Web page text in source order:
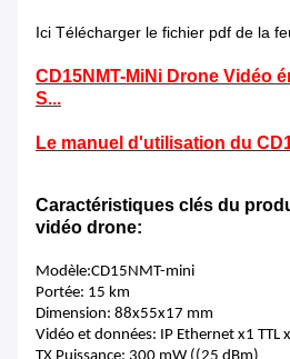
Ici Télécharger le fichier pdf de la
CD15NMT-MiNi Drone Vidéo
S...
Le manuel d'utilisation du
Caractéristiques clés du
vidéo drone:
Modèle:CD15NMT-mini
Portée: 15 km
Dimension: 88x55x17 mm
Vidéo et données: IP Ethernet x1 TTL